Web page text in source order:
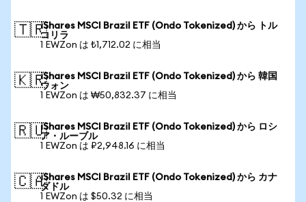
🇹🇷iShares MSCI Brazil ETF (Ondo Tokenized) から トル
コリラ
1 EWZon は ₺1,712.02 に相当
🇰🇷iShares MSCI Brazil ETF (Ondo Tokenized) から 韓国
ウォン
1 EWZon は ₩50,832.37 に相当
🇷🇺iShares MSCI Brazil ETF (Ondo Tokenized) から ロシ
ア・ルーブル
1 EWZon は ₽2,948.16 に相当
🇨🇦iShares MSCI Brazil ETF (Ondo Tokenized) から カナ
ダドル
1 EWZon は $50.32 に相当